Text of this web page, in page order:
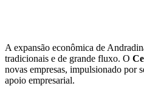
A expansão econômica de
tradicionais e de grande fluxo. O
novas empresas, impulsionado por
apoio empresarial.